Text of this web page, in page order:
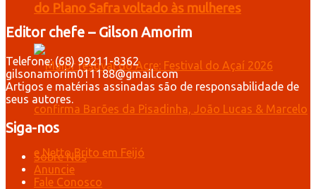
do Plano Safra voltado às mulheres
Editor chefe – Gilson Amorim
Telefone: (68) 99211-8362
gilsonamorim011188@gmail.com
Artigos e matérias assinadas são de responsabilidade de
seus autores.
Siga-nos
Sobre Nós
Anuncie
Fale Conosco